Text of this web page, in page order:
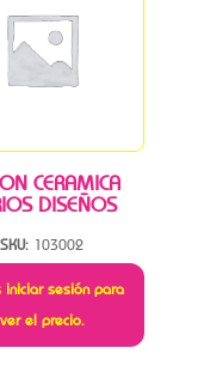
CERAMICA
DISEÑOS
SKU: 103002
iniciar sesión para
ver el precio.